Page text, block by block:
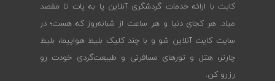
کایت با ارائه خدمات گردشگری آنلاین پا به پات تا مقصد
میاد. هر کجای دنیا و هر ساعت از شبانه‌روز که هست؛ در
سایت کایت آنلاین شو و با چند کلیک بلیط هواپیما، بلیط
چارتر، هتل و تورهای مسافرتی و طبیعت‌گردی خودت رو
رزرو کن.